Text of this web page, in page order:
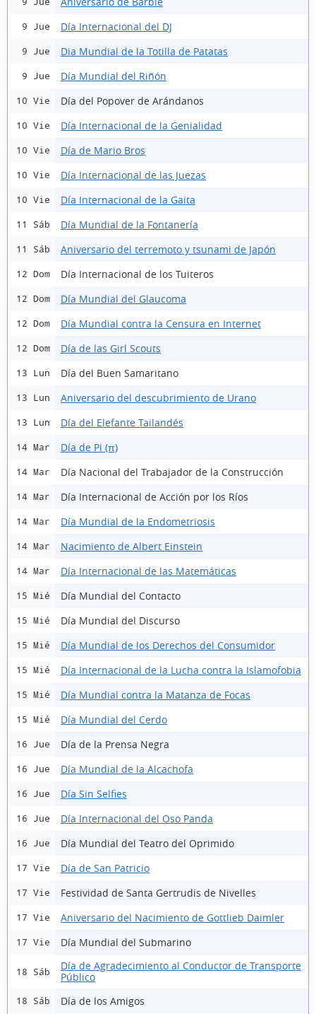
9 Jue Día Internacional del DJ
9 Jue Dia Mundial de la Totilla de Patatas
9 Jue Día Mundial del Riñón
10 Vie Día del Popover de Arándanos
10 Vie Día Internacional de la Genialidad
10 Vie Día de Mario Bros
10 Vie Día Internacional de las Juezas
10 Vie Día Internacional de la Gaita
11 Sáb Día Mundial de la Fontanería
11 Sáb Aniversario del terremoto y tsunami de Japón
12 Dom Día Internacional de los Tuiteros
12 Dom Día Mundial del Glaucoma
12 Dom Día Mundial contra la Censura en Internet
12 Dom Día de las Girl Scouts
13 Lun Día del Buen Samaritano
13 Lun Aniversario del descubrimiento de Urano
13 Lun Día del Elefante Tailandés
14 Mar Día de Pi (π)
14 Mar Día Nacional del Trabajador de la Construcción
14 Mar Día Internacional de Acción por los Ríos
14 Mar Día Mundial de la Endometriosis
14 Mar Nacimiento de Albert Einstein
14 Mar Día Internacional de las Matemáticas
15 Mié Día Mundial del Contacto
15 Mié Día Mundial del Discurso
15 Mié Día Mundial de los Derechos del Consumidor
15 Mié Día Internacional de la Lucha contra la Islamofobia
15 Mié Día Mundial contra la Matanza de Focas
15 Mié Día Mundial del Cerdo
16 Jue Día de la Prensa Negra
16 Jue Día Mundial de la Alcachofa
16 Jue Día Sin Selfies
16 Jue Día Internacional del Oso Panda
16 Jue Día Mundial del Teatro del Oprimido
17 Vie Día de San Patricio
17 Vie Festividad de Santa Gertrudis de Nivelles
17 Vie Aniversario del Nacimiento de Gottlieb Daimler
17 Vie Día Mundial del Submarino
18 Sáb
Día de Agradecimiento al Conductor de Transporte
Público
18 Sáb Día de los Amigos